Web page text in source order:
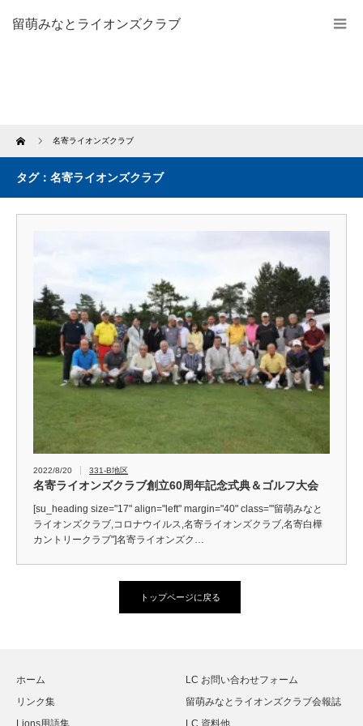
留萌みなとライオンズクラブ
Home 名寄ライオンズクラブ
タグ：名寄ライオンズクラブ
2022/8/20 331-B地区
名寄ライオンズクラブ創立60周年記念式典＆ゴルフ大会
[su_heading size="17" align="left" margin="40" class="'留萌みなと
ライオンズクラブ,コロナウイルス,名寄ライオンズクラブ,名寄白樺
カントリークラブ"]名寄ライオンズク…
トップページに戻る
ホーム
LC お問い合わせフォーム
リンク集
留萌みなとライオンズクラブ会報誌
Lions用語集
LC 資料他